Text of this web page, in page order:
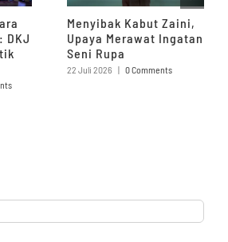
DKJ
Menyibak Kabut Zaini,
Upaya Merawat Ingatan
Seni Rupa
22 Juli 2026 | 0 Comments